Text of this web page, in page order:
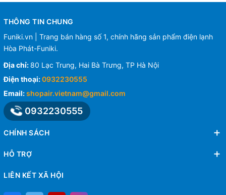
THÔNG TIN CHUNG
Funiki.vn | Trang bán hàng số 1, chính hãng sản phẩm điện lạnh
Hòa Phát-Funiki.
Địa chỉ:80 Lạc Trung, Hai Bà Trưng, TP Hà Nội
Điện thoại:0932230555
Email:shopair.vietnam@gmail.com
0932230555
CHÍNH SÁCH
HỖ TRỢ
LIÊN KẾT XÃ HỘI